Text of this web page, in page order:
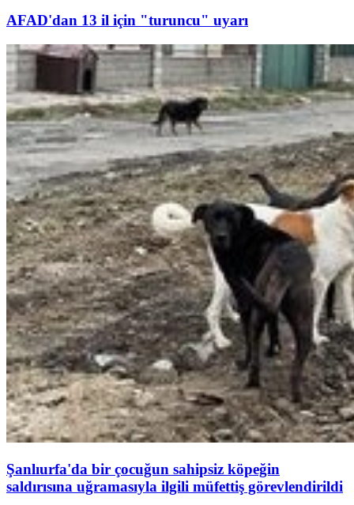
AFAD'dan 13 il için "turuncu" uyarı
Şanlıurfa'da bir çocuğun sahipsiz köpeğin
saldırısına uğramasıyla ilgili müfettiş görevlendirildi